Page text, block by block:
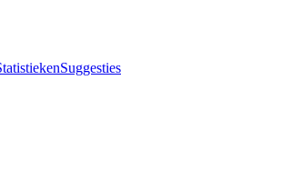
Suggesties